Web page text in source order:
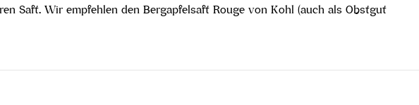
Saft. Wir empfehlen den Bergapfelsaft Rouge von Kohl (auch als Obstgut